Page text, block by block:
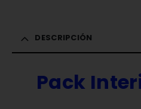
DESCRIPCIÓN
Pack